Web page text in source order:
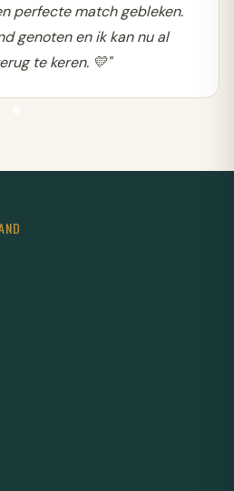
perfecte match gebleken.
genoten en ik kan nu al
te keren. 💛"